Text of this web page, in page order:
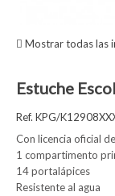
Mostrar todas las
Estuche
Ref. KPG/
Con licencia oficial
1 compartimento
14 portalápices
Resistente al agua